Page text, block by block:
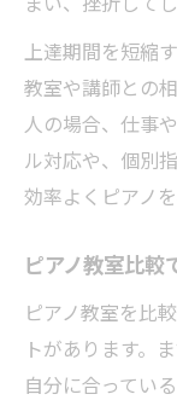
上達期間を短縮
教室や講師との
人の場合、仕事
ル対応や、個別
効率よくピアノ
ピアノ教室比較
ピアノ教室を比
トがあります。
自分に合ってい